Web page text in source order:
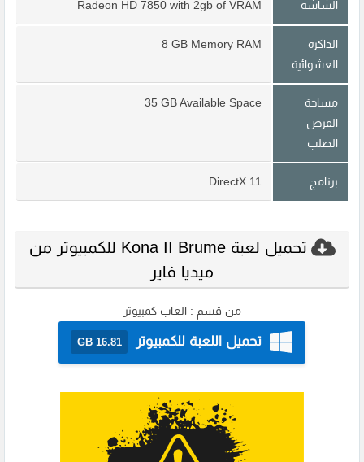
الشاشة
Radeon HD 7850 with 2gb of VRAM
الذاكرة
العشوائية
8 GB Memory RAM
مساحة
القرص
الصلب
35 GB Available Space
برنامج DirectX 11
تحميل لعبة Kona II Brume للكمبيوتر من
ميديا فاير
من قسم :العاب كمبيوتر
تحميل اللعبة للكمبيوتر 16.81 GB